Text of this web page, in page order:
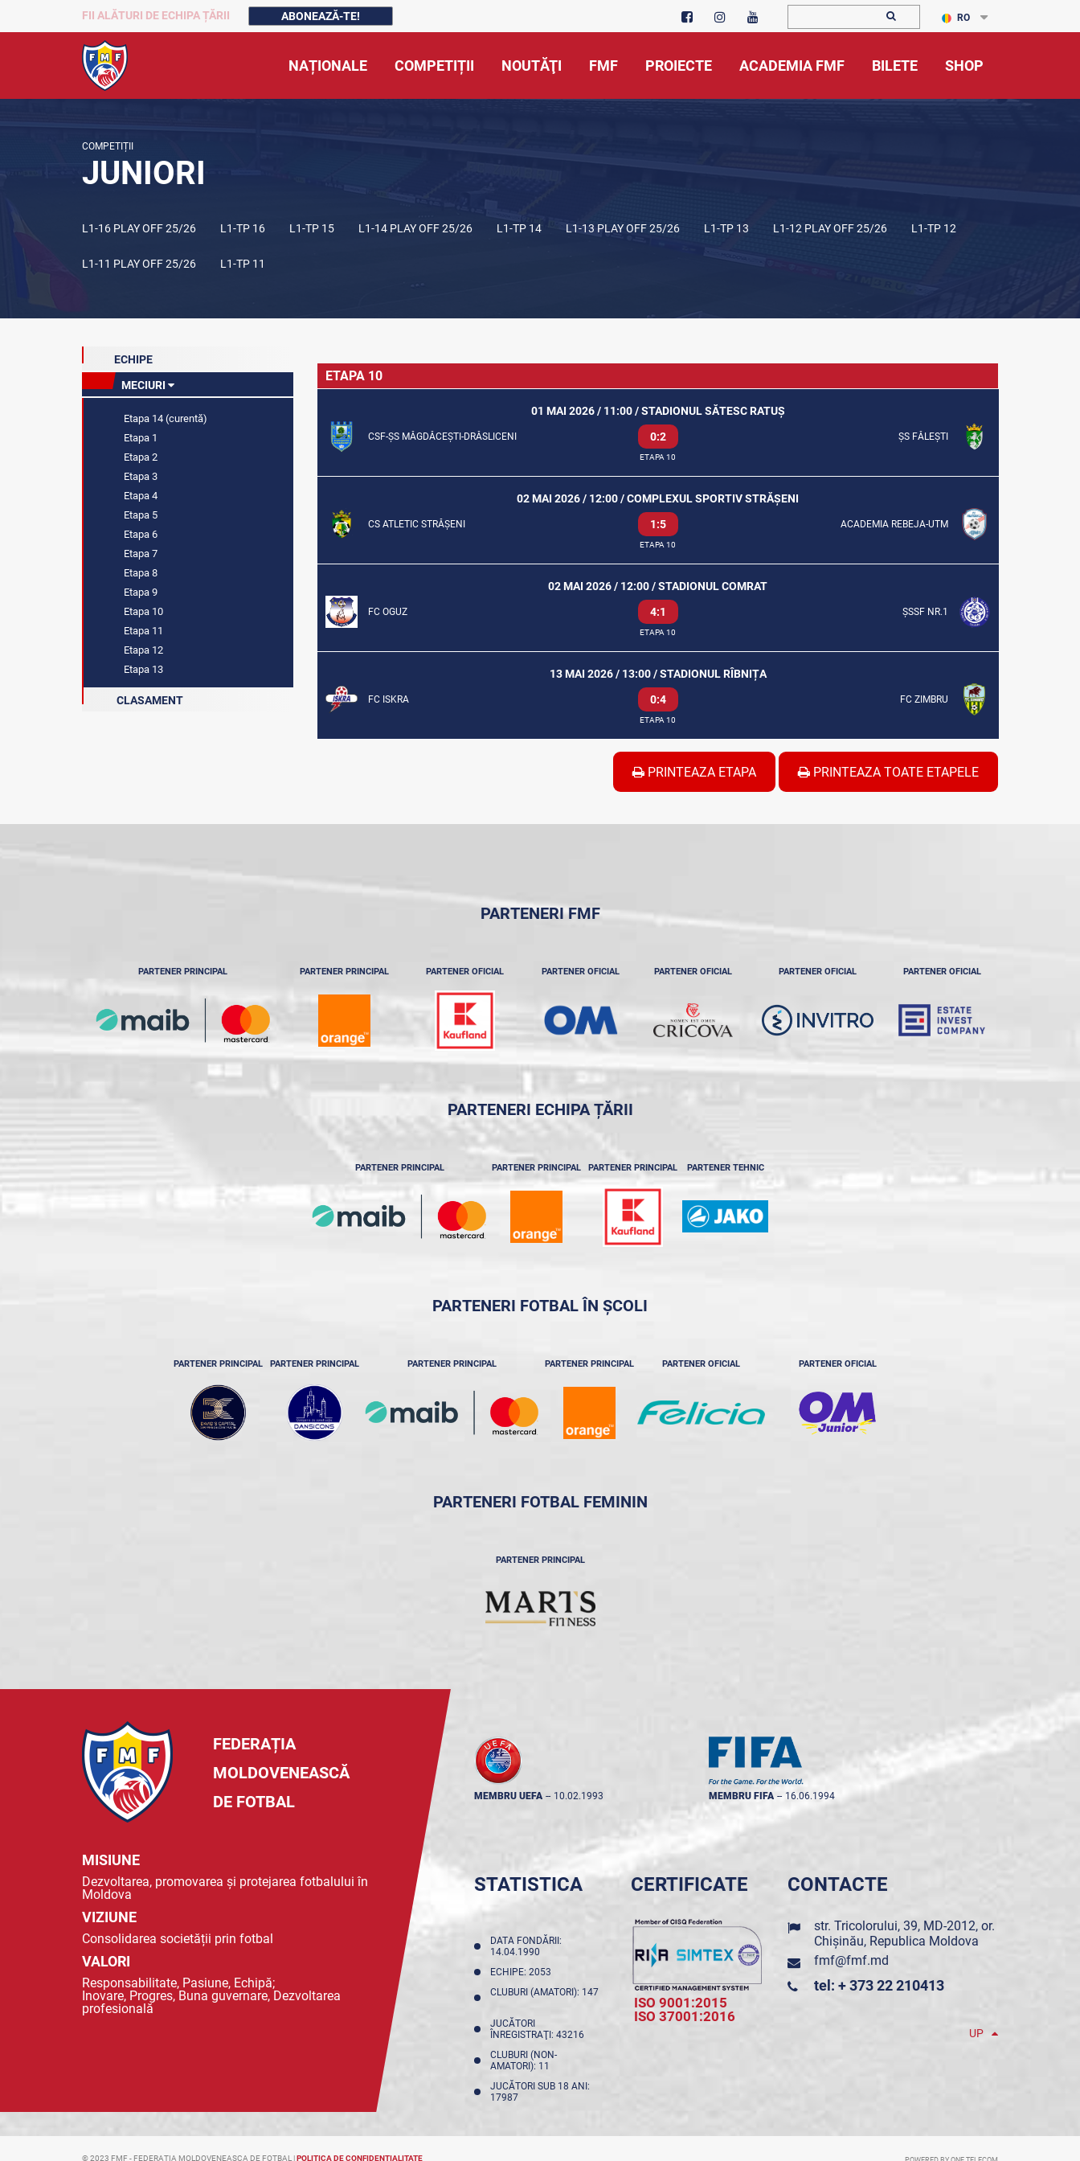
FII ALĂTURI DE ECHIPA ȚĂRII ABONEAZĂ-TE! RO
NAȚIONALE COMPETIȚII NOUTĂŢI FMF PROIECTE ACADEMIA FMF BILETE SHOP
COMPETIȚII
JUNIORI
L1-16 PLAY OFF 25/26 L1-TP 16 L1-TP 15 L1-14 PLAY OFF 25/26 L1-TP 14 L1-13 PLAY OFF 25/26 L1-TP 13 L1-12 PLAY OFF 25/26 L1-TP 12
L1-11 PLAY OFF 25/26 L1-TP 11
ECHIPE
MECIURI
Etapa 14 (curentă)
Etapa 1
Etapa 2
Etapa 3
Etapa 4
Etapa 5
Etapa 6
Etapa 7
Etapa 8
Etapa 9
Etapa 10
Etapa 11
Etapa 12
Etapa 13
CLASAMENT
ETAPA 10
01 MAI 2026 / 11:00 / STADIONUL SĂTESC RATUȘ
CSF-ȘS MĂGDĂCEȘTI-DRĂSLICENI 0:2 ȘS FĂLEȘTI
ETAPA 10
02 MAI 2026 / 12:00 / COMPLEXUL SPORTIV STRĂȘENI
CS ATLETIC STRĂȘENI 1:5 ACADEMIA REBEJA-UTM
ETAPA 10
02 MAI 2026 / 12:00 / STADIONUL COMRAT
FC OGUZ 4:1 ȘSSF NR.1
ETAPA 10
13 MAI 2026 / 13:00 / STADIONUL RÎBNIȚA
FC ISKRA 0:4 FC ZIMBRU
ETAPA 10
PRINTEAZA ETAPA PRINTEAZA TOATE ETAPELE
PARTENERI FMF
PARTENER PRINCIPAL PARTENER PRINCIPAL PARTENER OFICIAL PARTENER OFICIAL PARTENER OFICIAL PARTENER OFICIAL PARTENER OFICIAL
PARTENERI ECHIPA ȚĂRII
PARTENER PRINCIPAL PARTENER PRINCIPAL PARTENER PRINCIPAL PARTENER TEHNIC
PARTENERI FOTBAL ÎN ȘCOLI
PARTENER PRINCIPAL PARTENER PRINCIPAL PARTENER PRINCIPAL PARTENER PRINCIPAL PARTENER OFICIAL PARTENER OFICIAL
PARTENERI FOTBAL FEMININ
PARTENER PRINCIPAL
FEDERAȚIA
MOLDOVENEASCĂ
DE FOTBAL
MISIUNE
Dezvoltarea, promovarea și protejarea fotbalului în
Moldova
VIZIUNE
Consolidarea societății prin fotbal
VALORI
Responsabilitate, Pasiune, Echipă;
Inovare, Progres, Buna guvernare, Dezvoltarea
profesională
MEMBRU UEFA -- 10.02.1993 MEMBRU FIFA -- 16.06.1994
STATISTICA
DATA FONDĂRII:
14.04.1990
ECHIPE: 2053
CLUBURI (AMATORI): 147
JUCĂTORI
ÎNREGISTRAŢI: 43216
CLUBURI (NON-
AMATORI): 11
JUCĂTORI SUB 18 ANI:
17987
CERTIFICATE
ISO 9001:2015
ISO 37001:2016
CONTACTE
str. Tricolorului, 39, MD-2012, or.
Chișinău, Republica Moldova
fmf@fmf.md
tel: + 373 22 210413
UP
© 2023 FMF - FEDERAȚIA MOLDOVENEASCA DE FOTBAL |POLITICA DE CONFIDENȚIALITATE